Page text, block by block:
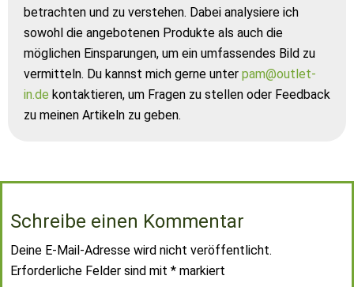
betrachten und zu verstehen. Dabei analysiere ich
sowohl die angebotenen Produkte als auch die
möglichen Einsparungen, um ein umfassendes Bild zu
vermitteln. Du kannst mich gerne unter pam@outlet-
in.de kontaktieren, um Fragen zu stellen oder Feedback
zu meinen Artikeln zu geben.
Schreibe einen Kommentar
Deine E-Mail-Adresse wird nicht veröffentlicht.
Erforderliche Felder sind mit * markiert